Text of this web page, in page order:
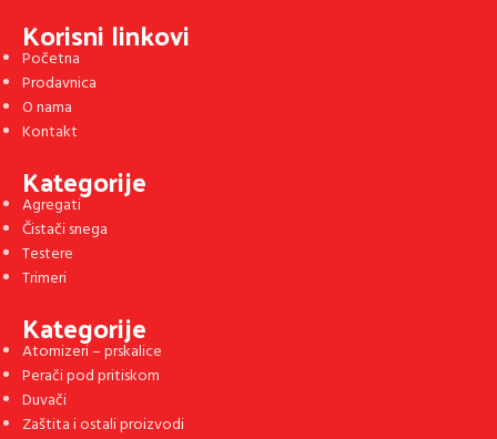
Korisni linkovi
Početna
Prodavnica
O nama
Kontakt
Kategorije
Agregati
Čistači snega
Testere
Trimeri
Kategorije
Atomizeri – prskalice
Perači pod pritiskom
Duvači
Zaštita i ostali proizvodi